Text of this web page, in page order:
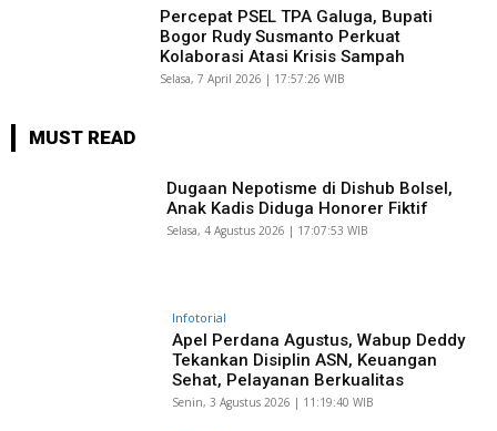
Percepat PSEL TPA Galuga, Bupati
Bogor Rudy Susmanto Perkuat
Kolaborasi Atasi Krisis Sampah
Selasa, 7 April 2026 | 17:57:26 WIB
MUST READ
Dugaan Nepotisme di Dishub Bolsel,
Anak Kadis Diduga Honorer Fiktif
Selasa, 4 Agustus 2026 | 17:07:53 WIB
Infotorial
Apel Perdana Agustus, Wabup Deddy
Tekankan Disiplin ASN, Keuangan
Sehat, Pelayanan Berkualitas
Senin, 3 Agustus 2026 | 11:19:40 WIB